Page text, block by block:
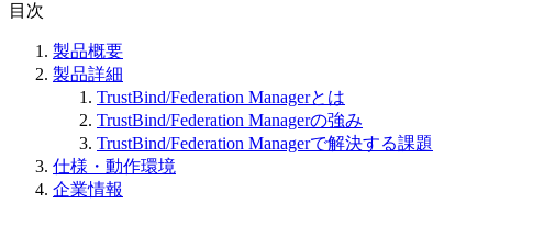
目次
製品概要
製品詳細
TrustBind/Federation Managerとは
TrustBind/Federation Managerの強み
TrustBind/Federation Managerで解決する課題
仕様・動作環境
企業情報